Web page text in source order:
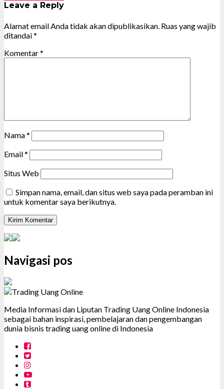
Leave a Reply
Alamat email Anda tidak akan dipublikasikan. Ruas yang wajib
ditandai*
Komentar*
Nama*
Email*
Situs Web
Simpan nama, email, dan situs web saya pada peramban ini
untuk komentar saya berikutnya.
Navigasi pos
Media Informasi dan Liputan Trading Uang Online Indonesia
sebagai bahan inspirasi, pembelajaran dan pengembangan
dunia bisnis trading uang online di Indonesia